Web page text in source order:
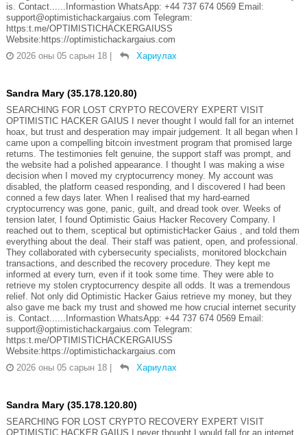
is. Contact......Informastion WhatsApp: +44 737 674 0569 Email:
support@optimistichackargaius.com Telegram:
https:t.me/OPTIMISTICHACKERGAIUSS
Website:https://optimistichackargaius.com
2026 оны 05 сарын 18
Хариулах
Sandra Mary (35.178.120.80)
SEARCHING FOR LOST CRYPTO RECOVERY EXPERT VISIT
OPTIMISTIC HACKER GAIUS I never thought I would fall for an internet
hoax, but trust and desperation may impair judgement. It all began when I
came upon a compelling bitcoin investment program that promised large
returns. The testimonies felt genuine, the support staff was prompt, and
the website had a polished appearance. I thought I was making a wise
decision when I moved my cryptocurrency money. My account was
disabled, the platform ceased responding, and I discovered I had been
conned a few days later. When I realised that my hard-earned
cryptocurrency was gone, panic, guilt, and dread took over. Weeks of
tension later, I found Optimistic Gaius Hacker Recovery Company. I
reached out to them, sceptical but optimisticHacker Gaius , and told them
everything about the deal. Their staff was patient, open, and professional.
They collaborated with cybersecurity specialists, monitored blockchain
transactions, and described the recovery procedure. They kept me
informed at every turn, even if it took some time. They were able to
retrieve my stolen cryptocurrency despite all odds. It was a tremendous
relief. Not only did Optimistic Hacker Gaius retrieve my money, but they
also gave me back my trust and showed me how crucial internet security
is. Contact......Informastion WhatsApp: +44 737 674 0569 Email:
support@optimistichackargaius.com Telegram:
https:t.me/OPTIMISTICHACKERGAIUSS
Website:https://optimistichackargaius.com
2026 оны 05 сарын 18
Хариулах
Sandra Mary (35.178.120.80)
SEARCHING FOR LOST CRYPTO RECOVERY EXPERT VISIT
OPTIMISTIC HACKER GAIUS I never thought I would fall for an internet